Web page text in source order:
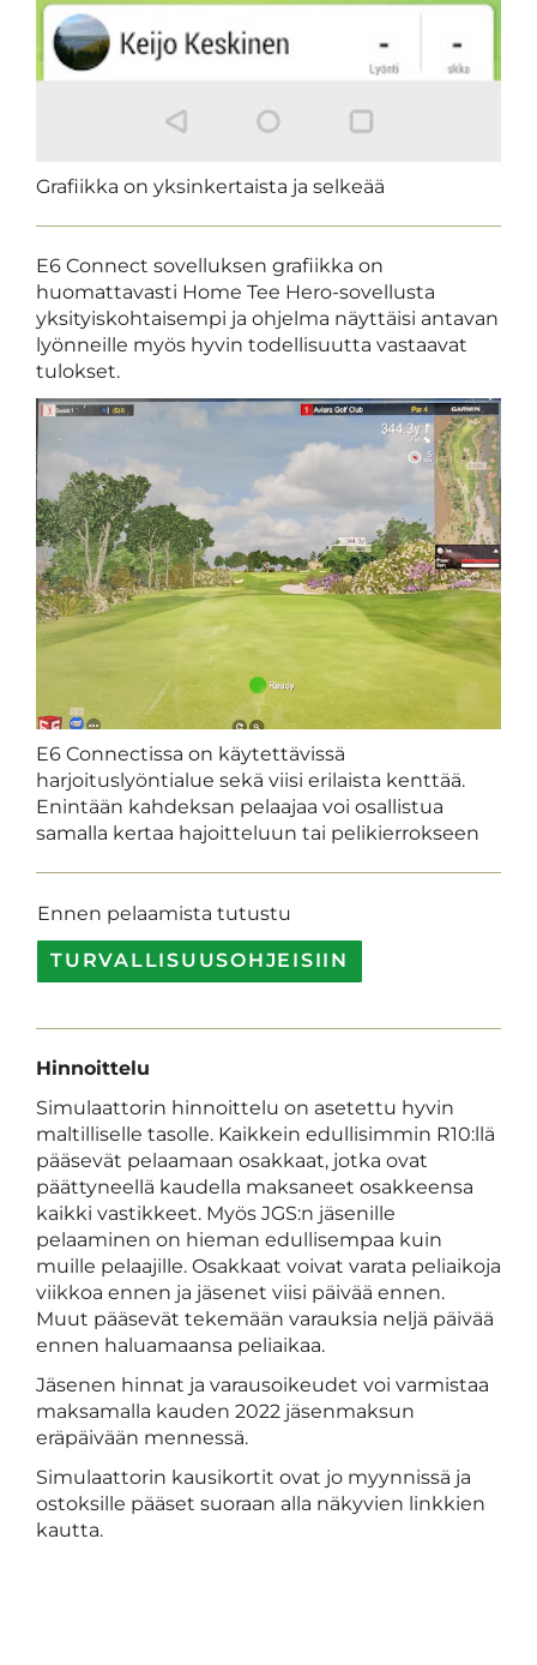
Grafiikka on yksinkertaista ja selkeää
E6 Connect sovelluksen grafiikka on
huomattavasti Home Tee Hero-sovellusta
yksityiskohtaisempi ja ohjelma näyttäisi antavan
lyönneille myös hyvin todellisuutta vastaavat
tulokset.
E6 Connectissa on käytettävissä
harjoituslyöntialue sekä viisi erilaista kenttää.
Enintään kahdeksan pelaajaa voi osallistua
samalla kertaa hajoitteluun tai pelikierrokseen
Ennen pelaamista tutustu
TURVALLISUUSOHJEISIIN
Hinnoittelu
Simulaattorin hinnoittelu on asetettu hyvin
maltilliselle tasolle. Kaikkein edullisimmin R10:llä
pääsevät pelaamaan osakkaat, jotka ovat
päättyneellä kaudella maksaneet osakkeensa
kaikki vastikkeet. Myös JGS:n jäsenille
pelaaminen on hieman edullisempaa kuin
muille pelaajille. Osakkaat voivat varata peliaikoja
viikkoa ennen ja jäsenet viisi päivää ennen.
Muut pääsevät tekemään varauksia neljä päivää
ennen haluamaansa peliaikaa.
Jäsenen hinnat ja varausoikeudet voi varmistaa
maksamalla kauden 2022 jäsenmaksun
eräpäivään mennessä.
Simulaattorin kausikortit ovat jo myynnissä ja
ostoksille pääset suoraan alla näkyvien linkkien
kautta.​​​​​​